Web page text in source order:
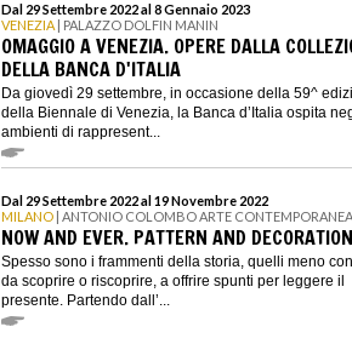
Dal 29 Settembre 2022 al 8 Gennaio 2023
VENEZIA | PALAZZO DOLFIN MANIN
OMAGGIO A VENEZIA. OPERE DALLA
DELLA BANCA D'ITALIA
Da giovedì 29 settembre, in occasione della 59^
della Biennale di Venezia, la Banca d’Italia ospita
ambienti di rappresent...
Dal 29 Settembre 2022 al 19 Novembre 2022
MILANO | ANTONIO COLOMBO ARTE CONTEMPORANEA
NOW AND EVER. PATTERN AND DECORATION
Spesso sono i frammenti della storia, quelli meno
da scoprire o riscoprire, a offrire spunti per leggere il
presente. Partendo dall’...